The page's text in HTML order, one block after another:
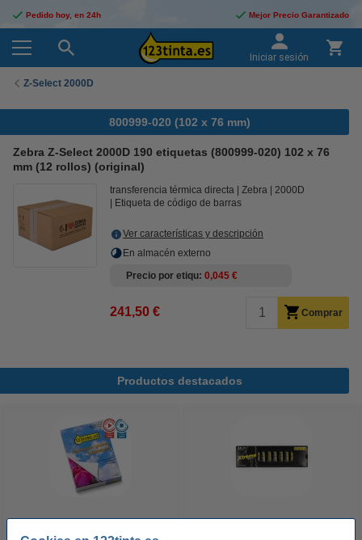
Pedido hoy, en 24h Mejor Precio Garantizado
Iniciar sesión
Z-Select 2000D
800999-020 (102 x 76 mm)
Zebra Z-Select 2000D 190 etiquetas (800999-020) 102 x 76
mm (12 rollos) (original)
transferencia térmica directa Zebra
2000D
Etiqueta de código de barras
Ver características y descripción
En almacén externo
Precio por etiqu 0,045 €
241,50 € Comprar
Productos destacados
123tinta Papel fotográfico